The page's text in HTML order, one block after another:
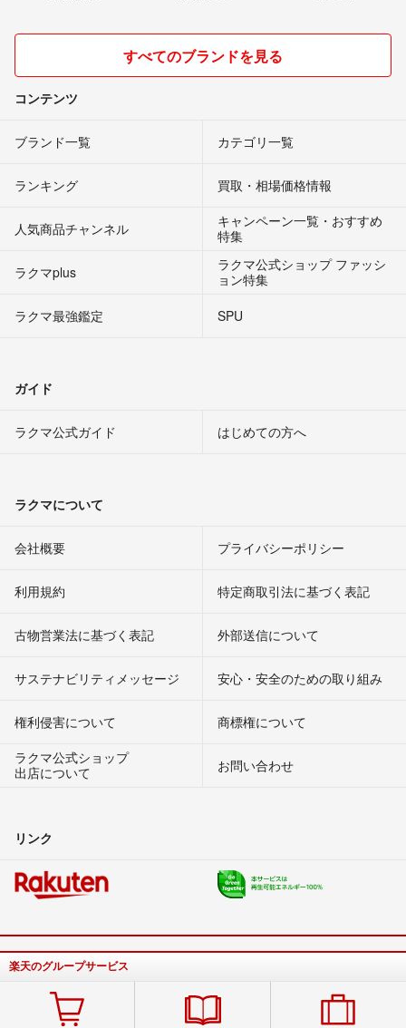
すべてのブランドを見る
コンテンツ
ブランド一覧 カテゴリ一覧
ランキング 買取・相場価格情報
人気商品チャンネル
キャンペーン一覧・おすすめ
特集
ラクマplus
ラクマ公式ショップ ファッシ
ョン特集
ラクマ最強鑑定
SPU
ガイド
ラクマ公式ガイド はじめての方へ
ラクマについて
会社概要 プライバシーポリシー
利用規約 特定商取引法に基づく表記
古物営業法に基づく表記 外部送信について
サステナビリティメッセージ 安心・安全のための取り組み
権利侵害について
商標権について
ラクマ公式ショップ
出店について
お問い合わせ
リンク
楽天のグループサービス